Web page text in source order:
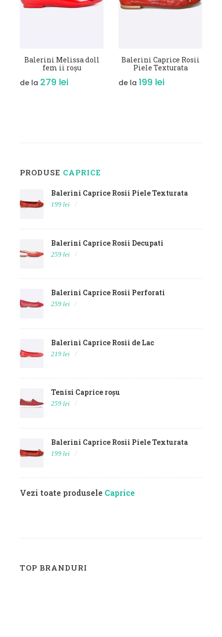
VEZI DETALII
Balerini Melissa doll
fem ii roșu
de la279 lei
VEZI DETALII
Balerini Caprice Rosii
Piele Texturata
de la199 lei
PRODUSE CAPRICE
Balerini Caprice Rosii Piele Texturata
199 lei
Balerini Caprice Rosii Decupati
259 lei
Balerini Caprice Rosii Perforati
259 lei
Balerini Caprice Rosii de Lac
219 lei
Tenisi Caprice roșu
259 lei
Balerini Caprice Rosii Piele Texturata
199 lei
Vezi toate produsele Caprice
TOP BRANDURI